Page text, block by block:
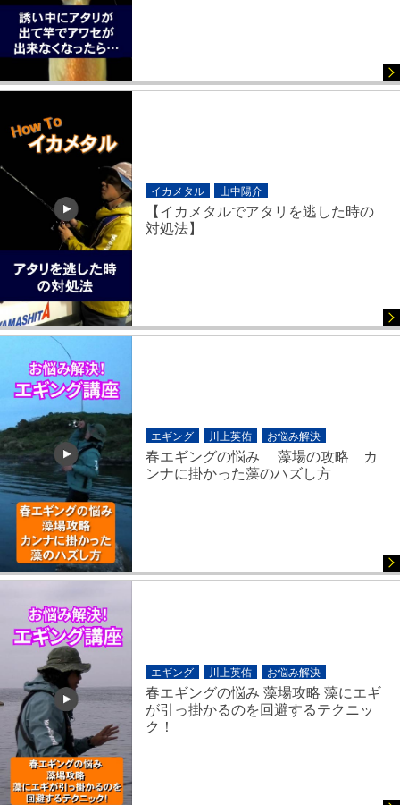
イカメタル 山中陽介
【イカメタルでアタリを逃した時の
対処法】
エギング 川上英佑 お悩み解決
春エギングの悩み 藻場の攻略 カ
ンナに掛かった藻のハズし方
エギング 川上英佑 お悩み解決
春エギングの悩み 藻場攻略 藻にエギ
が引っ掛かるのを回避するテクニッ
ク！